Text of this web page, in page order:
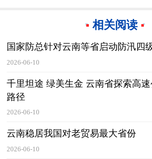
相关阅读
国家防总针对云南等省启动防汛四
2026-06-10
千里坦途 绿美生金 云南省探索高
路径
2026-06-10
云南稳居我国对老贸易最大省份
2026-06-10